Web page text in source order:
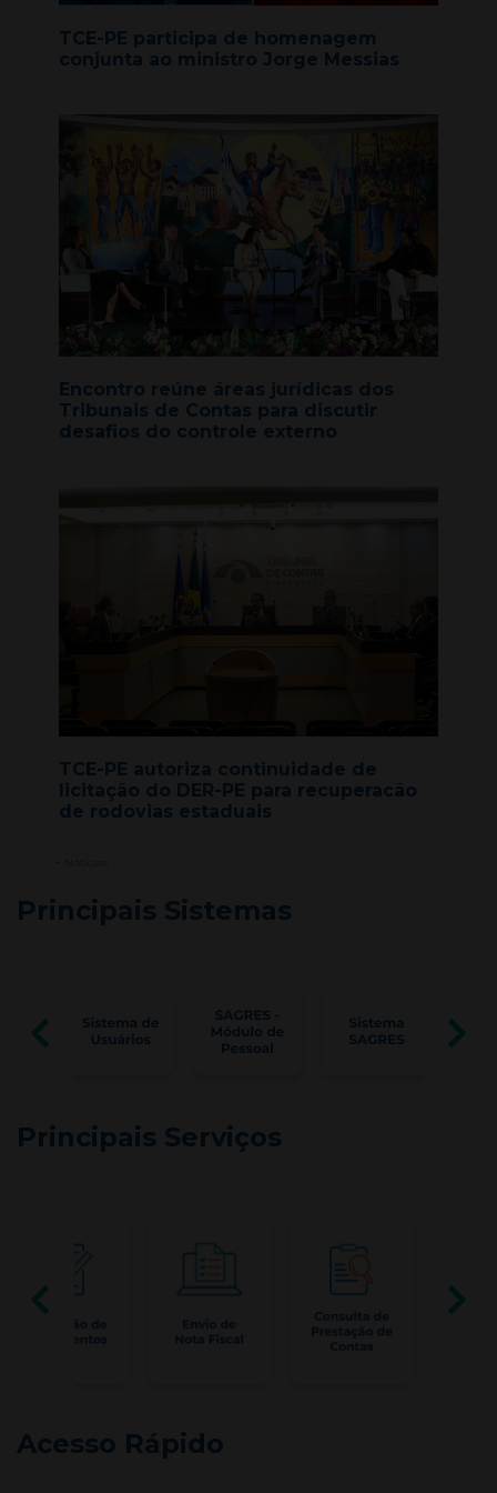
TCE-PE participa de homenagem
conjunta ao ministro Jorge Messias
Encontro reúne áreas jurídicas dos
Tribunais de Contas para discutir
desafios do controle externo
TCE-PE autoriza continuidade de
licitação do DER-PE para recuperacão
de rodovias estaduais
Principais Sistemas
Principais Serviços
Acesso Rápido